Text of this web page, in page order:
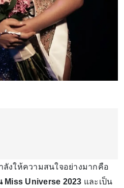
งให้ความสนใจอย่างมากคือ
Universe 2023 และเป็น